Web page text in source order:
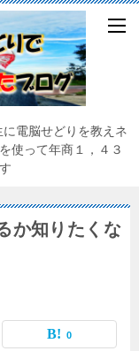
電脳せどりを教えネ
って年商１，４３
か知りたくな
0